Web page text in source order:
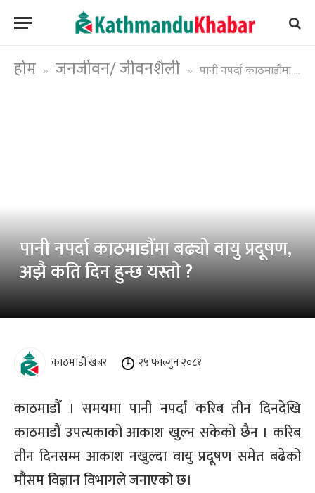
होम » जनजीवन/ जीवनशैली » पानी नपर्दा काठमाडौंमा बढ्यो वायु प्रदूषण, अझै कति दिन हुन्छ यस्तो ?
पानी नपर्दा काठमाडौंमा बढ्यो वायु प्रदूषण,
अझै कति दिन हुन्छ यस्तो ?
काठमाडौं खबर २५ फाल्गुन २०८१
काठमाडौँ । समयमा पानी नपर्दा करिब तीन दिनदेखि
काठमाडौं उपत्यकाको आकाश खुल्न सकेको छैन । करिब
तीन दिनसम्म आकाश नखुल्दा वायु प्रदूषण समेत बढेको
मौसम विज्ञान विभागले जनाएको छ।